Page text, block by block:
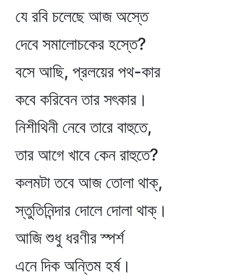
যে রবি চলেছে আজ অস্তে
দেবে সমালোচকের হস্তে?
বসে আছি, প্রলয়ের পথ-কার
কবে করিবেন তার সৎকার।
নিশীথিনী নেবে তারে বাহুতে,
তার আগে খাবে কেন রাহুতে?
কলমটা তবে আজ তোলা থাক্‌,
স্তুতিনিন্দার দোলে দোলা থাক্‌।
আজি শুধু ধরণীর স্পর্শ
এনে দিক অন্তিম হর্ষ।